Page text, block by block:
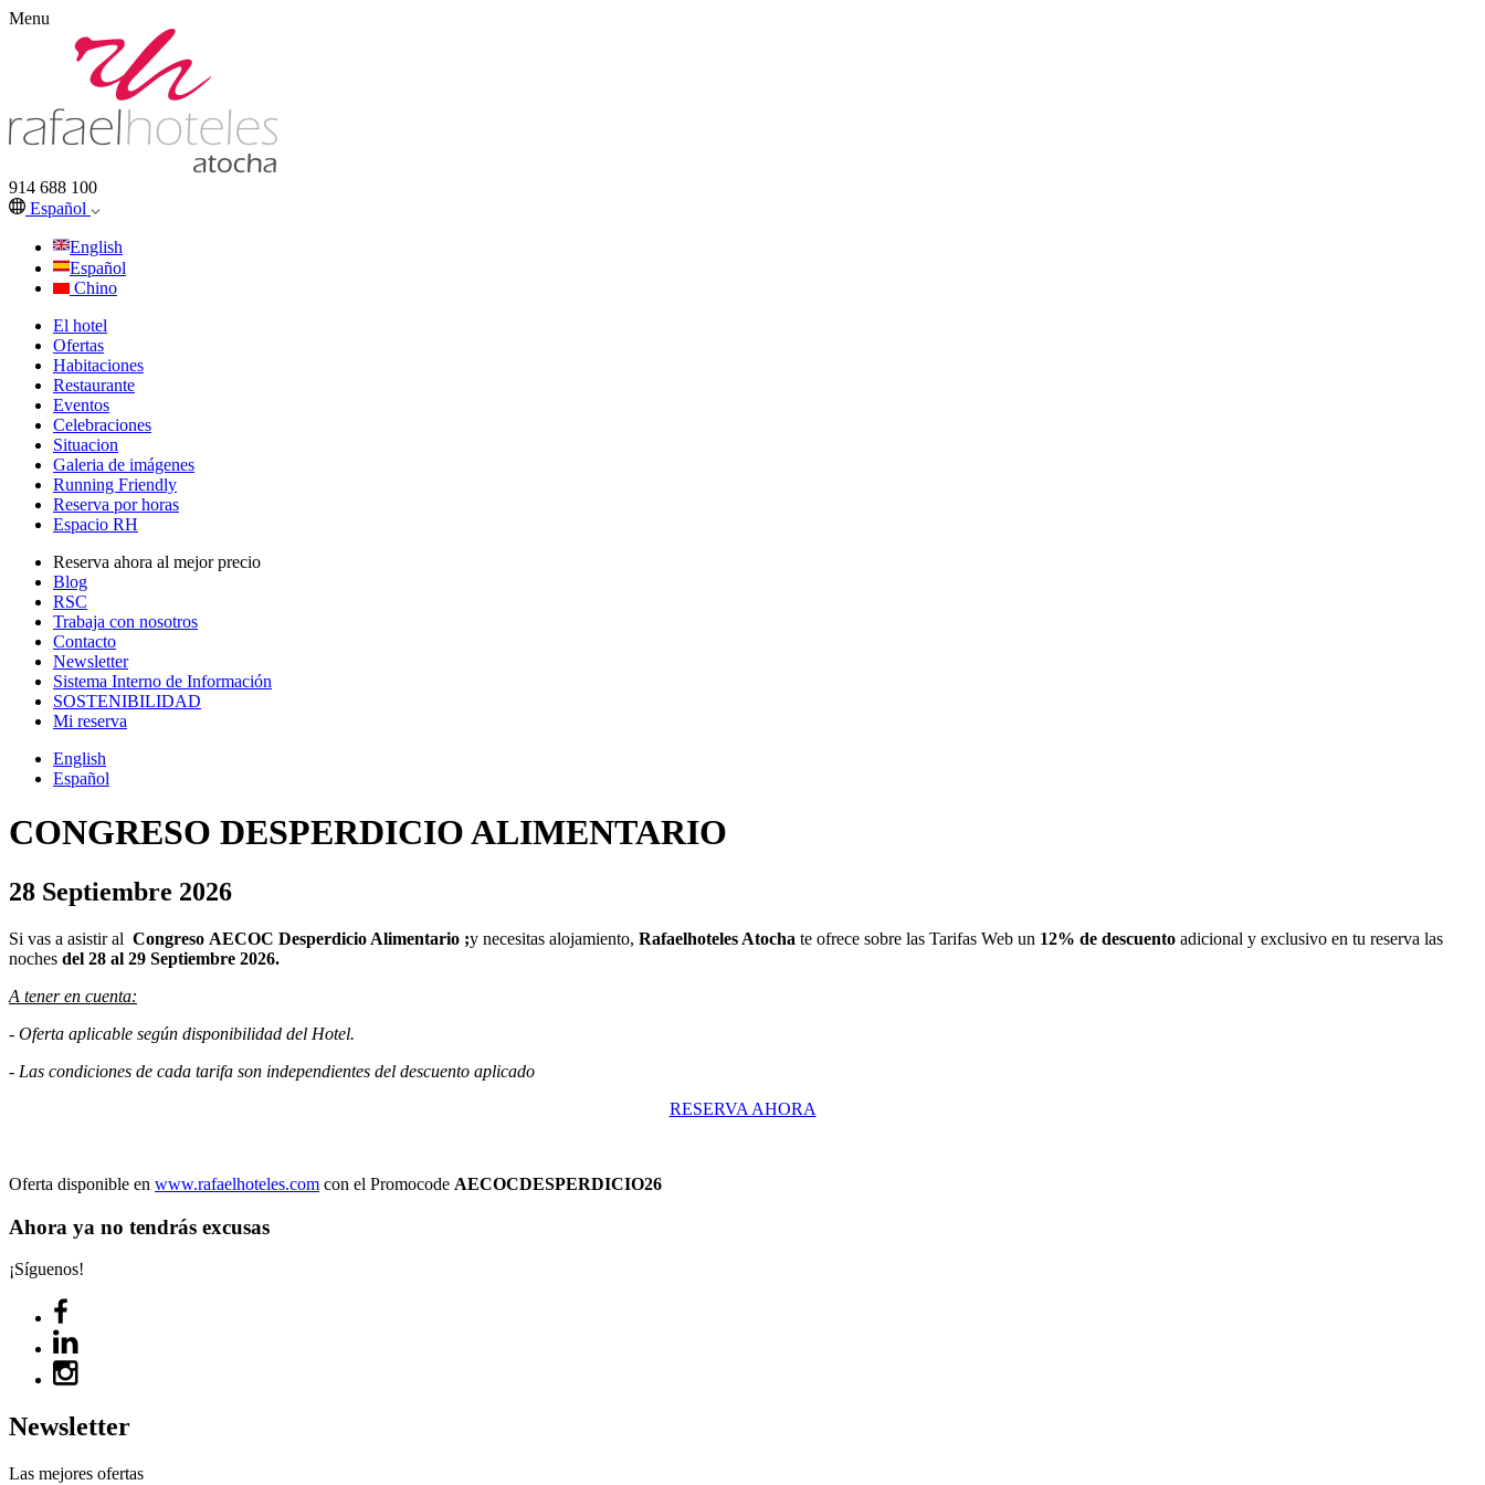
Menu
914 688 100
Español
English
Español
Chino
El hotel
Ofertas
Habitaciones
Restaurante
Eventos
Celebraciones
Situacion
Galeria de imágenes
Running Friendly
Reserva por horas
Espacio RH
Reserva ahora al mejor precio
Blog
RSC
Trabaja con nosotros
Contacto
Newsletter
Sistema Interno de Información
SOSTENIBILIDAD
Mi reserva
English
Español
CONGRESO DESPERDICIO ALIMENTARIO
28 Septiembre 2026
Si vas a asistir al Congreso AECOC Desperdicio Alimentario ;y necesitas alojamiento, Rafaelhoteles Atocha te ofrece sobre las Tarifas Web un 12% de descuento adicional y exclusivo en tu reserva las
noches del 28 al 29 Septiembre 2026.
A tener en cuenta:
- Oferta aplicable según disponibilidad del Hotel.
- Las condiciones de cada tarifa son independientes del descuento aplicado
RESERVA AHORA
Oferta disponible en www.rafaelhoteles.com con el Promocode AECOCDESPERDICIO26
Ahora ya no tendrás excusas
¡Síguenos!
Newsletter
Las mejores ofertas